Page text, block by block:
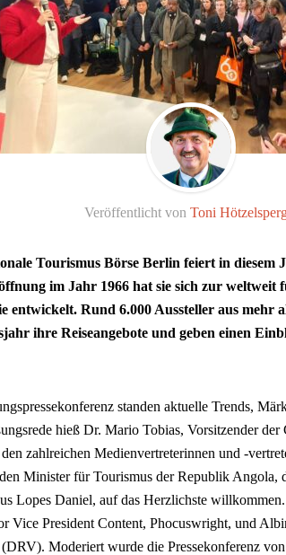
Veröffentlicht von Toni
Tourismus Börse Berlin feiert in diesem
im Jahr 1966 hat sie sich zur weltweit
entwickelt. Rund 6.000 Aussteller aus mehr
ihre Reiseangebote und geben einen
standen aktuelle Trends,
hieß Dr. Mario Tobias, Vorsitzender der
zahlreichen Medienvertreterinnen und -
Minister für Tourismus der Republik Angola,
Lopes Daniel, auf das Herzlichste
Vice President Content, Phocuswright, und
(DRV). Moderiert wurde die Pressekonferenz